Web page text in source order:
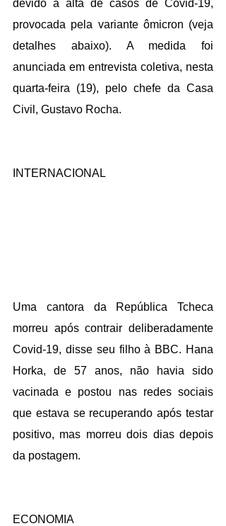
devido à alta de casos de Covid-19,
provocada pela variante ômicron (veja
detalhes abaixo). A medida foi
anunciada em entrevista coletiva, nesta
quarta-feira (19), pelo chefe da Casa
Civil, Gustavo Rocha.
INTERNACIONAL
Uma cantora da República Tcheca
morreu após contrair deliberadamente
Covid-19, disse seu filho à BBC. Hana
Horka, de 57 anos, não havia sido
vacinada e postou nas redes sociais
que estava se recuperando após testar
positivo, mas morreu dois dias depois
da postagem.
ECONOMIA